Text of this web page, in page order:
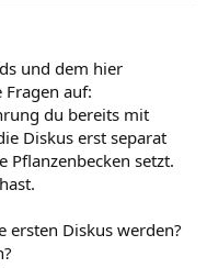
und dem hier
auf:
du bereits mit
Diskus erst separat
Pflanzenbecken setzt.
ersten Diskus werden?